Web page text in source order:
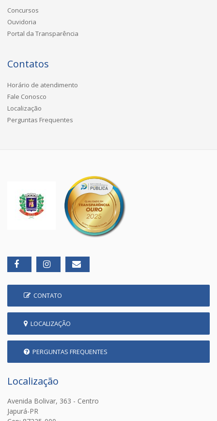
Concursos
Ouvidoria
Portal da Transparência
Contatos
Horário de atendimento
Fale Conosco
Localização
Perguntas Frequentes
CONTATO
LOCALIZAÇÃO
PERGUNTAS FREQUENTES
Localização
Avenida Bolivar, 363 - Centro
Japurá-PR